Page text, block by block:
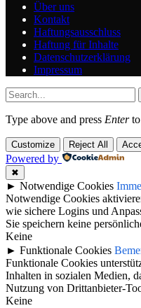
Über uns
Kontakt
Haftungsausschluss
Haftung für Inhalte
Datenschutzerklärung
Impressum
Type above and press Enterto
Customize Reject All
Powered by
✖
► Notwendige Cookies
Notwendige Cookies
wie sichere Logins und
Sie speichern keine
Keine
► Funktionale Cookies
Funktionale Cookies
Inhalten in sozialen Medien,
Nutzung von Drittanbieter-
Keine